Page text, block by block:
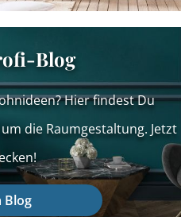
Blog
Hier findest Du
die Raumgestaltung. Jetzt
Blog